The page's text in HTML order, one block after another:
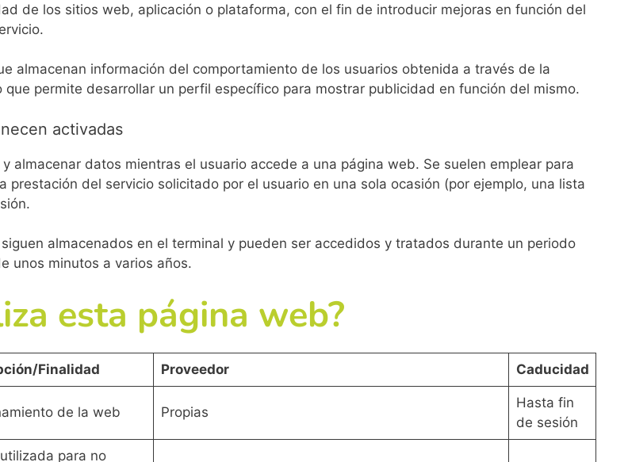
de los sitios web, aplicación o plataforma, con el fin de introducir mejoras en función del
almacenan información del comportamiento de los usuarios obtenida a través de la
permite desarrollar un perfil específico para mostrar publicidad en función del mismo.
activadas
almacenar datos mientras el usuario accede a una página web. Se suelen emplear para
prestación del servicio solicitado por el usuario en una sola ocasión (por ejemplo, una lista
almacenados en el terminal y pueden ser accedidos y tratados durante un periodo
unos minutos a varios años.
esta página web?
Finalidad Proveedor Caducidad
de la web Propias
Hasta fin
de sesión
para no